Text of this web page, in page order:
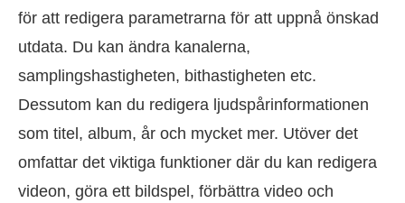
för att redigera parametrarna för att uppnå önskad
utdata. Du kan ändra kanalerna,
samplingshastigheten, bithastigheten etc.
Dessutom kan du redigera ljudspårinformationen
som titel, album, år och mycket mer. Utöver det
omfattar det viktiga funktioner där du kan redigera
videon, göra ett bildspel, förbättra video och